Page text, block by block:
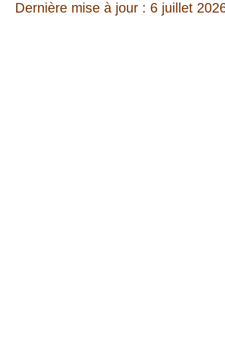
Dernière mise à jour : 6 juillet